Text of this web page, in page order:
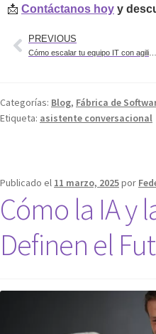
📩 Contáctanos hoy y
PREVIOUS
Categorías: Blog, Fábrica de
Etiqueta: asistente conversacional
Publicado el 11 marzo, 2025por
Cómo la IA y
Definen el